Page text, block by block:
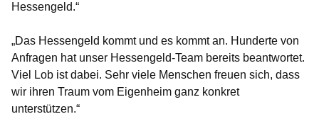
Hessengeld.“
„Das Hessengeld kommt und es kommt an. Hunderte von
Anfragen hat unser Hessengeld-Team bereits beantwortet.
Viel Lob ist dabei. Sehr viele Menschen freuen sich, dass
wir ihren Traum vom Eigenheim ganz konkret
unterstützen.“